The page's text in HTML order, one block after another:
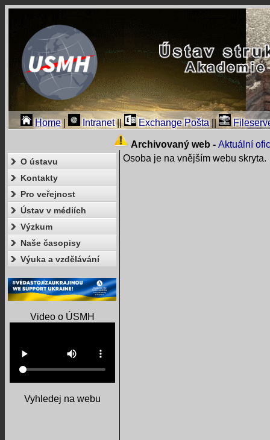
Home| Intranet|| Exchange Pošta ||
Archivovaný web - Aktuální
O ústavu
Kontakty
Pro veřejnost
Ústav v médiích
Výzkum
Naše časopisy
Výuka a vzdělávání
Video o ÚSMH
Vyhledej na webu
Osoba je na vnějším webu skryta.